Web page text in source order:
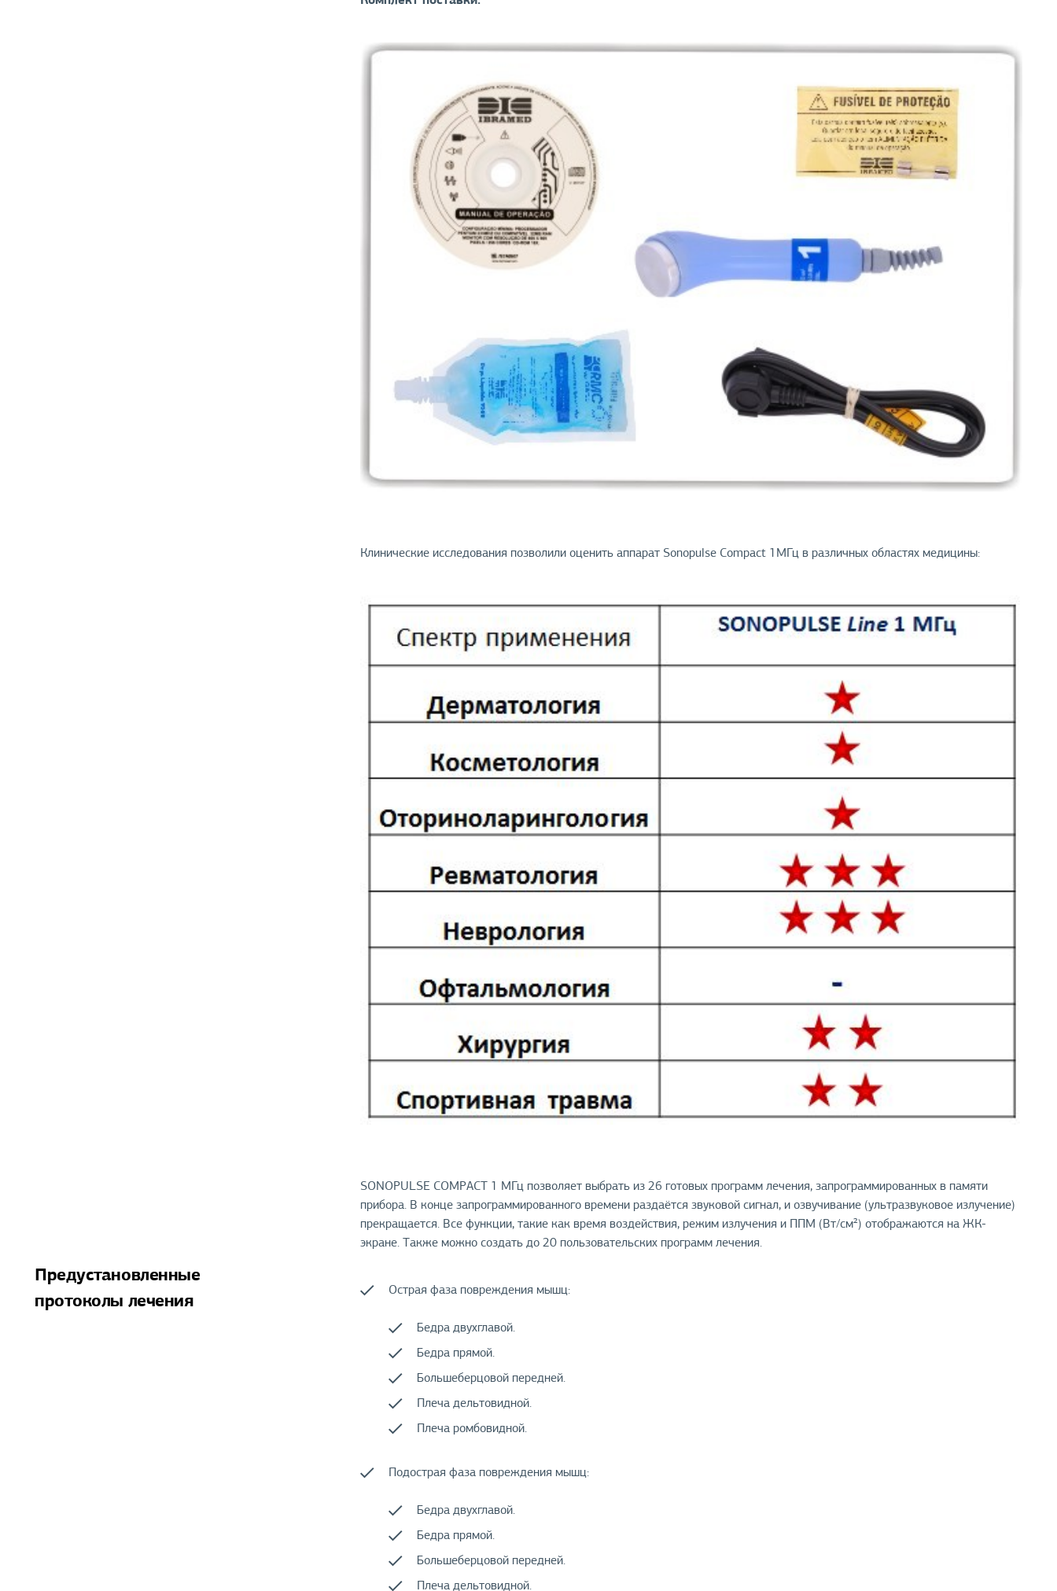
Клинические исследования позволили оценить аппарат Sonopulse Compact 1МГц в различных областях медицины:
SONOPULSE COMPACT 1 МГц позволяет выбрать из 26 готовых программ лечения, запрограммированных в памяти
прибора. В конце запрограммированного времени раздаётся звуковой сигнал, и озвучивание (ультразвуковое излучение)
прекращается. Все функции, такие как время воздействия, режим излучения и ППМ (Вт/cм²) отображаются на ЖК-
экране. Также можно создать до 20 пользовательских программ лечения.
Предустановленные
протоколы лечения
Острая фаза повреждения мышц:
Бедра двухглавой.
Бедра прямой.
Большеберцовой передней.
Плеча дельтовидной.
Плеча ромбовидной.
Подострая фаза повреждения мышц:
Бедра двухглавой.
Бедра прямой.
Большеберцовой передней.
Плеча дельтовидной.